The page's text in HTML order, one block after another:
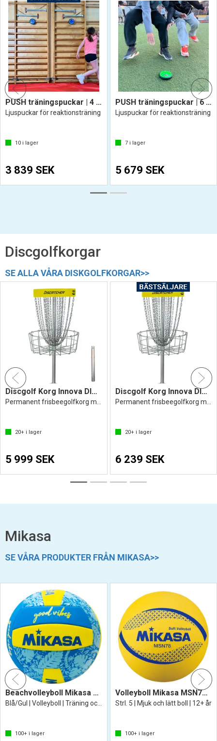
PUSH träningspuckar | 4 st
Ljuspuckar för reaktionsträning
10 i lager
3 839 SEK
PUSH träningspuckar | 6 st
Ljuspuckar för reaktionsträning
7i lager
5 679 SEK
Discgolfkorgar
SE ALLA VÅRA DISKGOLFKORGAR>>
Discgolf Korg Innova DISCatcher Pro28
20+ i lager
5 999 SEK
Discgolf Korg Innova DISCatcher Pro28
20+i lager
6 239 SEK
Mikasa
SE VÅRA PRODUKTER FRÅN MIKASA>>
Beachvolleyboll Mikasa Good Vibes
100+ i lager
Volleyboll Mikasa MSN78-Y
Strl. 5 | Mjuk och lätt boll | 12+ år
100+i lager